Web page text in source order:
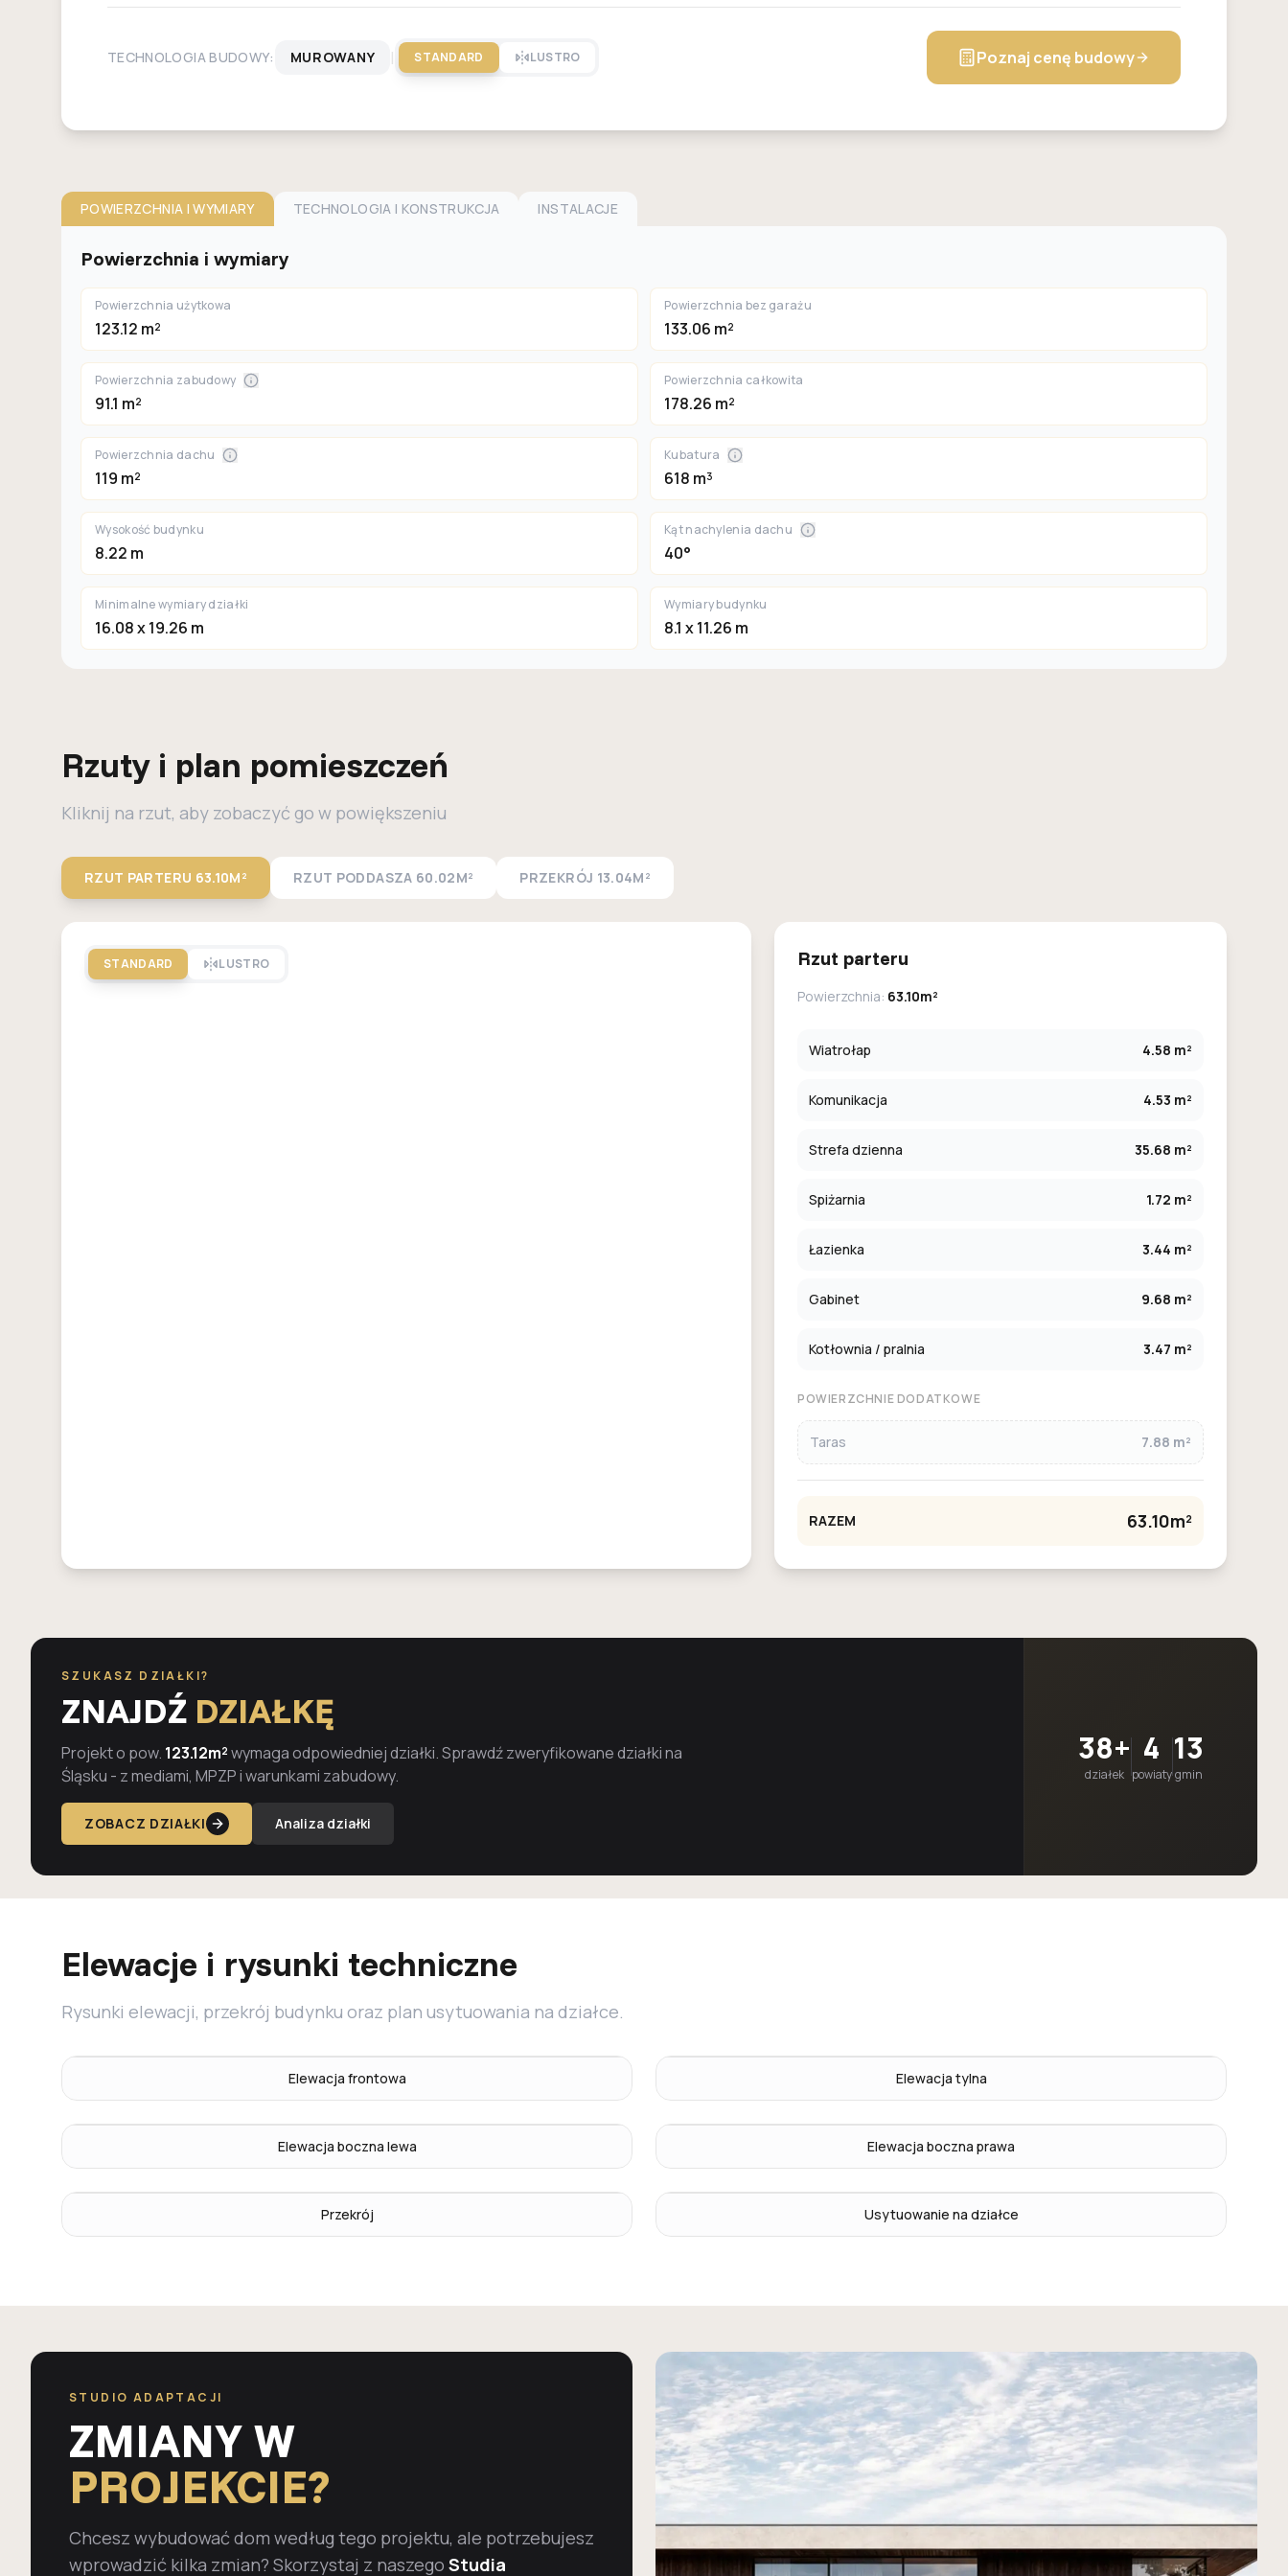
TECHNOLOGIA BUDOWY: MUROWANY | STANDARD LUSTRO Poznaj cenę budowy
POWIERZCHNIA I WYMIARY TECHNOLOGIA I KONSTRUKCJA INSTALACJE
Powierzchnia i wymiary
Powierzchnia użytkowa
123.12 m²
Powierzchnia bez garażu
133.06 m²
Powierzchnia zabudowy
91.1 m²
Powierzchnia całkowita
178.26 m²
Powierzchnia dachu
119 m²
Kubatura
618 m³
Wysokość budynku
8.22 m
Kąt nachylenia dachu
40°
Minimalne wymiary działki
16.08 x 19.26 m
Wymiary budynku
8.1 x 11.26 m
Rzuty i plan pomieszczeń
Kliknij na rzut, aby zobaczyć go w powiększeniu
RZUT PARTERU 63.10M² RZUT PODDASZA 60.02M² PRZEKRÓJ 13.04M²
STANDARD LUSTRO Rzut parteru
Powierzchnia: 63.10m²
Wiatrołap 4.58 m²
Komunikacja 4.53 m²
Strefa dzienna 35.68 m²
Spiżarnia 1.72 m²
Łazienka 3.44 m²
Gabinet 9.68 m²
Kotłownia / pralnia 3.47 m²
POWIERZCHNIE DODATKOWE
Taras 7.88 m²
RAZEM 63.10m²
SZUKASZ DZIAŁKI?
ZNAJDŹ DZIAŁKĘ
Projekt o pow. 123.12m²wymaga odpowiedniej działki. Sprawdź zweryfikowane działki na
Śląsku - z mediami, MPZP i warunkami zabudowy.
ZOBACZ DZIAŁKI Analiza działki
38+
działek
4
powiaty
13
gmin
Elewacje i rysunki techniczne
Rysunki elewacji, przekrój budynku oraz plan usytuowania na działce.
Elewacja frontowa Elewacja tylna
Elewacja boczna lewa Elewacja boczna prawa
Przekrój Usytuowanie na działce
STUDIO ADAPTACJI
ZMIANY W
PROJEKCIE?
Chcesz wybudować dom według tego projektu, ale potrzebujesz
wprowadzić kilka zmian? Skorzystaj z naszego Studia